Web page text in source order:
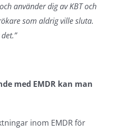
använder dig av KBT och
som aldrig ville sluta.
med EMDR kan man
inom EMDR för